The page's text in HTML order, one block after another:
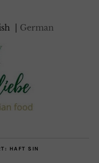
German
HAFT SIN